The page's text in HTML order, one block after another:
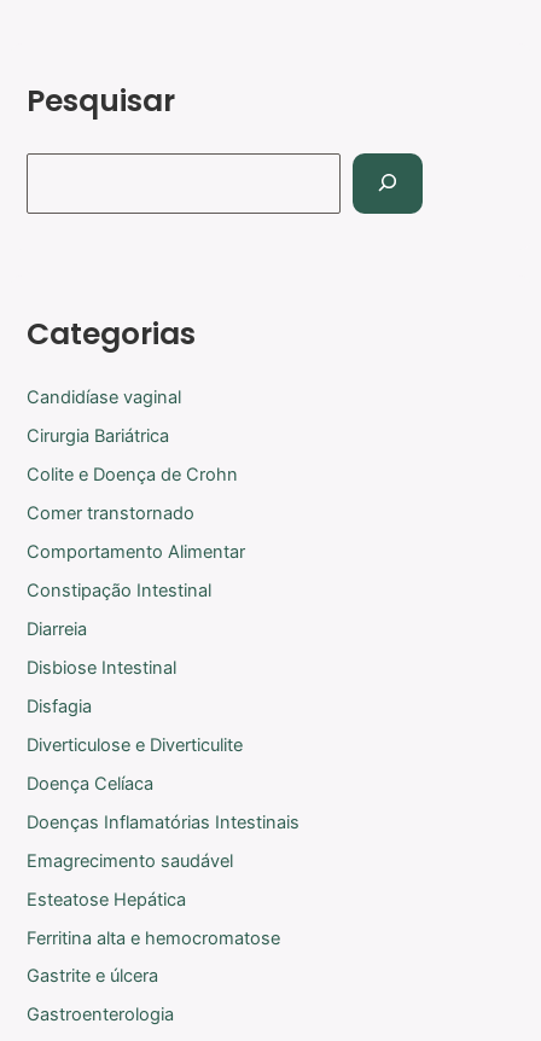
Pesquisar
Categorias
Candidíase vaginal
Cirurgia Bariátrica
Colite e Doença de Crohn
Comer transtornado
Comportamento Alimentar
Constipação Intestinal
Diarreia
Disbiose Intestinal
Disfagia
Diverticulose e Diverticulite
Doença Celíaca
Doenças Inflamatórias Intestinais
Emagrecimento saudável
Esteatose Hepática
Ferritina alta e hemocromatose
Gastrite e úlcera
Gastroenterologia